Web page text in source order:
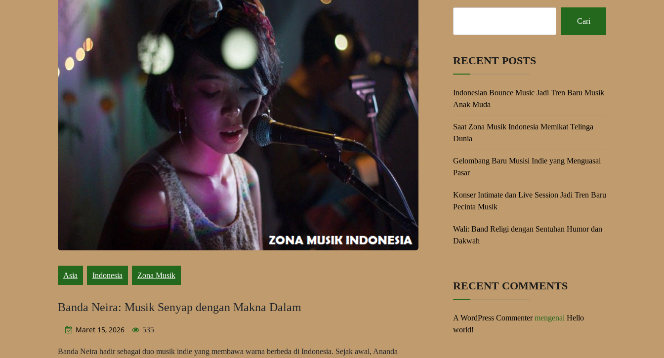
Asia Indonesia Zona Musik
Banda Neira: Musik Senyap dengan Makna Dalam
Maret 15, 2026 535
Banda Neira hadir sebagai duo musik indie yang membawa warna berbeda di Indonesia. Sejak awal, Ananda
Cari
RECENT POSTS
Indonesian Bounce Music Jadi Tren Baru Musik
Anak Muda
Saat Zona Musik Indonesia Memikat Telinga
Dunia
Gelombang Baru Musisi Indie yang Menguasai
Pasar
Konser Intimate dan Live Session Jadi Tren Baru
Pecinta Musik
Wali: Band Religi dengan Sentuhan Humor dan
Dakwah
RECENT COMMENTS
A WordPress Commentermengenai Hello
world!